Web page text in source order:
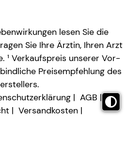
lesen Sie die
Sie Ihre Ärztin, Ihren Arzt
¹ Verkaufspreis unserer Vor-
Preisempfehlung des
AGB
Versandkosten